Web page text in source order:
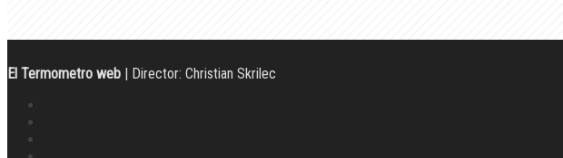
El Termometro web | Director: Christian Skrilec